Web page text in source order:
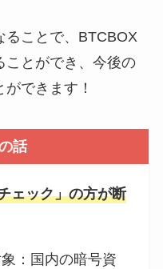
ることで、BTCBOX
ことができ、今後の
できます！
話
ェック」の方が断
：国内の暗号資